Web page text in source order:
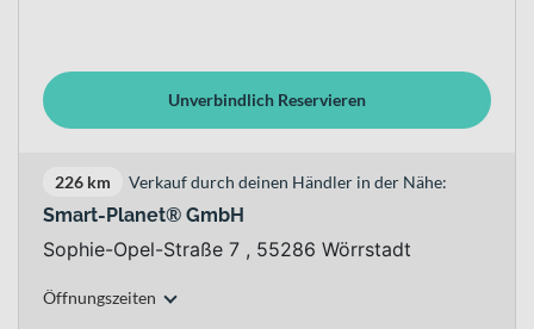
Unverbindlich Reservieren
226 km Verkauf durch deinen Händler in der Nähe:
Smart-Planet® GmbH
Sophie-Opel-Straße 7 , 55286 Wörrstadt
Öffnungszeiten